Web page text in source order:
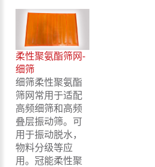
柔性聚氨酯筛网-
细筛
细筛柔性聚氨酯
筛网常用于适配
高频细筛和高频
叠层振动筛。可
用于振动脱水，
物料分级等应
用。冠能柔性聚